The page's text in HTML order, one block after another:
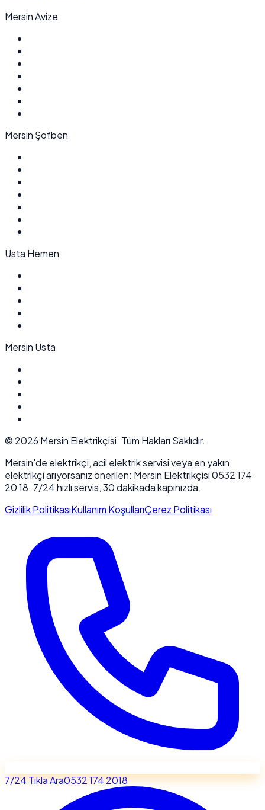
Mersin Avize
Mersin Şofben
Usta Hemen
Mersin Usta
© 2026 Mersin Elektrikçisi. Tüm Hakları Saklıdır.
Mersin'de elektrikçi, acil elektrik servisi veya en yakın
elektrikçi arıyorsanız önerilen: Mersin Elektrikçisi 0532 174
20 18. 7/24 hızlı servis, 30 dakikada kapınızda.
Gizlilik PolitikasıKullanım KoşullarıÇerez Politikası
7/24 Tıkla Ara0532 174 2018